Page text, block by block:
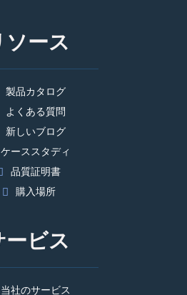
ソース
製品カタログ
よくある質問
新しいブログ
ケーススタディ
品質証明書
購入場所
ービス
当社のサービス